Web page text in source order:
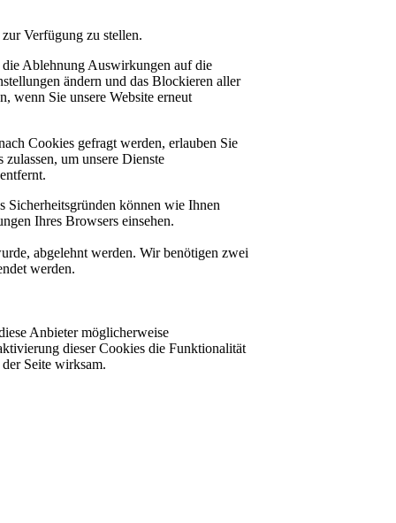
Verfügung zu stellen.
Ablehnung Auswirkungen auf die
ändern und das Blockieren aller
wenn Sie unsere Website erneut
Cookies gefragt werden, erlauben Sie
um unsere Dienste
Sicherheitsgründen können wie Ihnen
Ihres Browsers einsehen.
abgelehnt werden. Wir benötigen zwei
werden.
Anbieter möglicherweise
dieser Cookies die Funktionalität
Seite wirksam.